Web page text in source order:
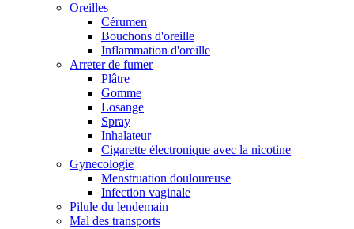
Oreilles
Cérumen
Bouchons d'oreille
Inflammation d'oreille
Arreter de fumer
Plâtre
Gomme
Losange
Spray
Inhalateur
Cigarette électronique avec la nicotine
Gynecologie
Menstruation douloureuse
Infection vaginale
Pilule du lendemain
Mal des transports